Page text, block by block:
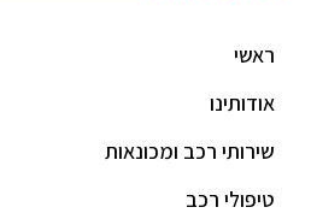
ראשי
אודותינו
שירותי רכב ומכונאות
טיפולי רכב